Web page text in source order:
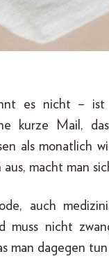
es nicht – ist
kurze Mail,
als monatlich
macht man
auch
nicht
man dagegen tun